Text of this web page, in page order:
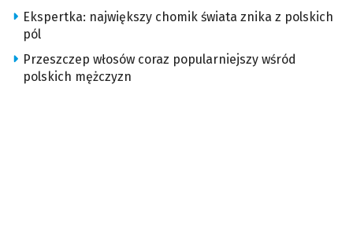
Ekspertka: największy chomik świata znika z polskich
pól
Przeszczep włosów coraz popularniejszy wśród
polskich mężczyzn